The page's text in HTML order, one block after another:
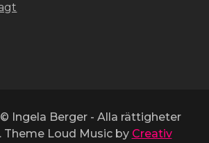
Ingela Berger - Alla rättigheter
Theme Loud Music by Creativ